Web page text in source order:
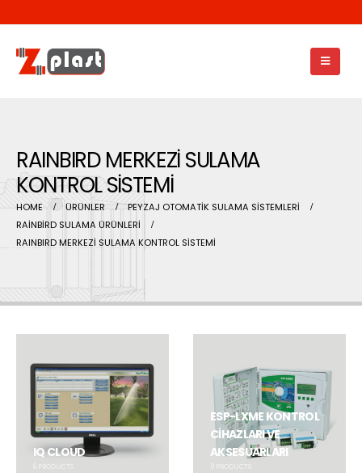
RAINBIRD MERKEZİ SULAMA
KONTROL SİSTEMİ
HOME ÜRÜNLER
PEYZAJ OTOMATİK SULAMA SİSTEMLERİ
RAİNBİRD SULAMA ÜRÜNLERİ
RAINBIRD MERKEZİ SULAMA KONTROL SİSTEMİ
IQ CLOUD
PRODUCTS
ESP-LXME KONTROL
CİHAZLARI VE
AKSESUARLARI
PRODUCTS